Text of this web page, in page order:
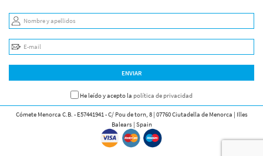
Nombre y apellidos
E-mail
ENVIAR
He leído y acepto la política de privacidad
Cómete Menorca C.B. - E57441941 - C/ Pou de torn, 8 | 07760 Ciutadella de Menorca | Illes
Balears | Spain